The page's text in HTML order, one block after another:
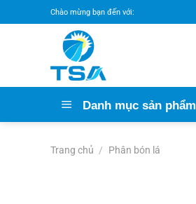
qua
Chào mừng bạn đến với:
Danh mục sản phẩm
Trang chủ / Phân bón lá